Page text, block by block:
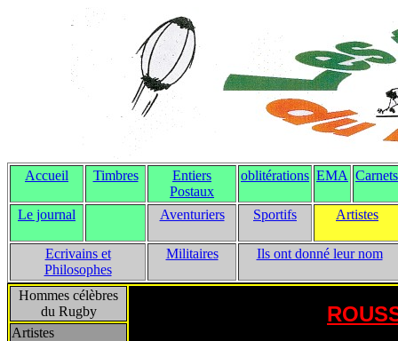
Accueil Timbres
Entiers
Postaux
oblitérations EMA Carnets
Le journal Aventuriers Sportifs Artistes
Ecrivains et
Philosophes
Militaires Ils ont donné leur nom
Hommes célèbres
du Rugby
Artistes